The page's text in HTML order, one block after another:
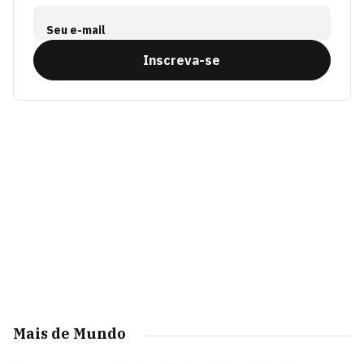
Seu e-mail
Inscreva-se
Mais de Mundo